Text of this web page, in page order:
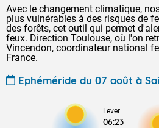
Avec le changement climatique,
plus vulnérables à des risques de
des forêts, cet outil qui permet
feux. Direction Toulouse, où l'on
Vincendon, coordinateur national
France.
Ephéméride du 07 août à
Lever
06:23